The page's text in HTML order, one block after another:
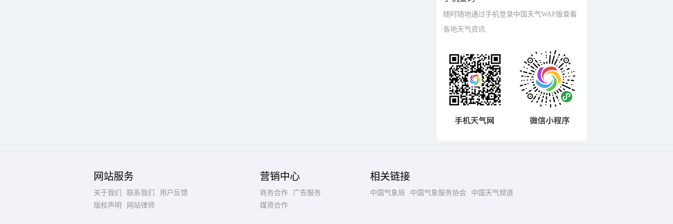
随时随地通过手机登录中国天气WAP版查看
各地天气资讯
网站服务
关于我们 联系我们
用户反馈
版权声明
网站律师
营销中心
商务合作
广告服务
媒资合作
相关链接
中国气象局 中国气象服务协会 中国天气频道